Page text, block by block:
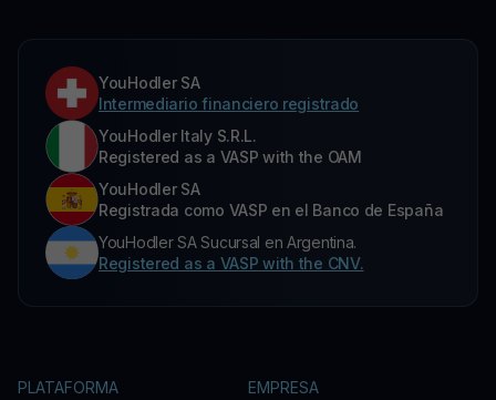
YouHodler SA
Intermediario financiero registrado
YouHodler Italy S.R.L.
Registered as a VASP with the OAM
YouHodler SA
Registrada como VASP en el Banco de España
YouHodler SA Sucursal en Argentina.
Registered as a VASP with the CNV.
PLATAFORMA EMPRESA